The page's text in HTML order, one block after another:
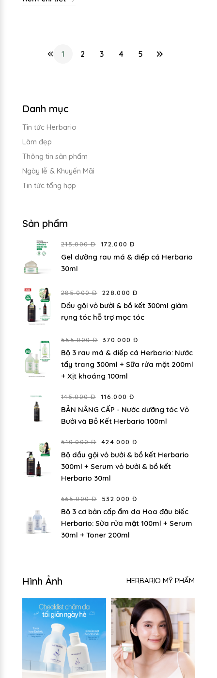
1 2 3 4 5
Danh mục
Tin tức Herbario
Làm đẹp
Thông tin sản phẩm
Ngày lễ & Khuyến Mãi
Tin tức tổng hợp
Sản phẩm
215.000 Đ 172.000 Đ
Gel dưỡng rau má & diếp cá Herbario
30ml
285.000 Đ 228.000 Đ
Dầu gội vỏ bưởi & bồ kết 300ml giảm
rụng tóc hỗ trợ mọc tóc
555.000 Đ 370.000 Đ
Bộ 3 rau má & diếp cá Herbario: Nước
tẩy trang 300ml + Sữa rửa mặt 200ml
+ Xịt khoáng 100ml
145.000 Đ 116.000 Đ
BẢN NÂNG CẤP - Nước dưỡng tóc Vỏ
Bưởi và Bồ Kết Herbario 100ml
510.000 Đ 424.000 Đ
Bộ dầu gội vỏ bưởi & bồ kết Herbario
300ml + Serum vỏ bưởi & bồ kết
Herbario 30ml
665.000 Đ 532.000 Đ
Bộ 3 cơ bản cấp ẩm da Hoa đậu biếc
Herbario: Sữa rửa mặt 100ml + Serum
30ml + Toner 200ml
Hình Ảnh HERBARIO MỸ PHẨM